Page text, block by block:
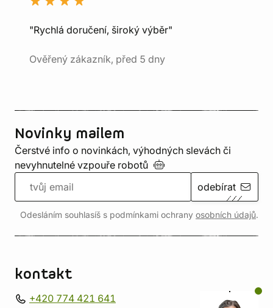
"Rychlá doručení, široký výběr"
Ověřený zákazník, před 5 dny
Novinky mailem
Čerstvé info o novinkách, výhodných slevách či
nevyhnutelné vzpouře robotů
odebírat
Odesláním souhlasíš s podmínkami ochrany osobních údajů.
kontakt
+420 774 421 641